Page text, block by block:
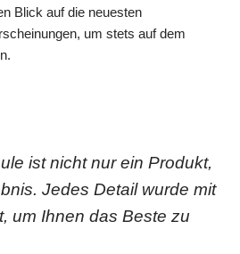
Blick auf die neuesten
um stets auf dem
ist nicht nur ein Produkt,
Jedes Detail wurde mit
um Ihnen das Beste zu